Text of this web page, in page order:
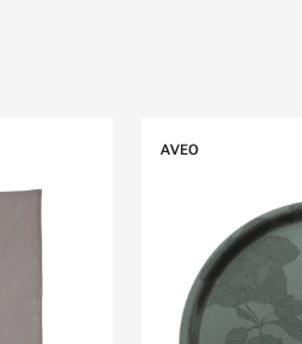
AVEO